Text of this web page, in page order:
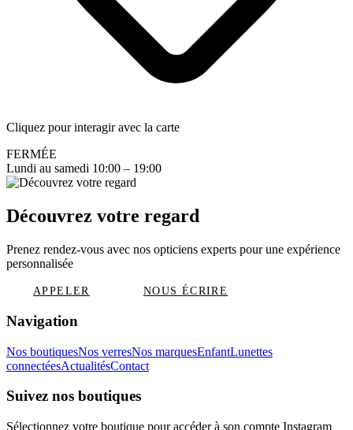
Cliquez pour interagir avec la carte
FERMÉE
Lundi au samedi 10:00 – 19:00
Découvrez votre regard
Prenez rendez-vous avec nos opticiens experts pour une expérience
personnalisée
APPELER NOUS ÉCRIRE
Navigation
Nos boutiquesNos verresNos marquesEnfantLunettes
connectéesActualitésContact
Suivez nos boutiques
Sélectionnez votre boutique pour accéder à son compte Instagram